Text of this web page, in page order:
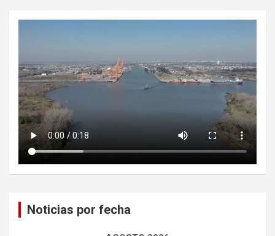
Noticias por fecha